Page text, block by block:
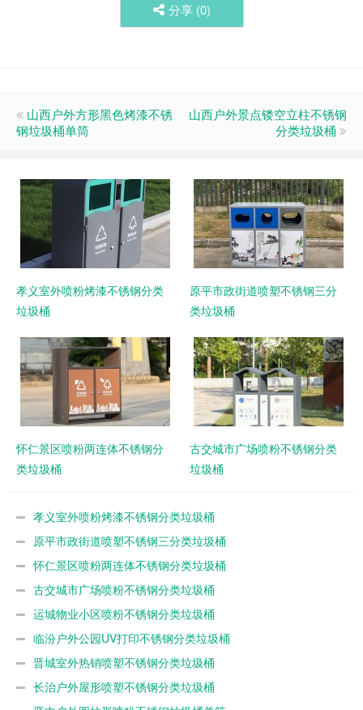
分享 (0)
山西户外方形黑色烤漆不锈
钢垃圾桶单筒
山西户外景点镂空立柱不锈钢
分类垃圾桶
孝义室外喷粉烤漆不锈钢分类
垃圾桶
原平市政街道喷塑不锈钢三分
类垃圾桶
怀仁景区喷粉两连体不锈钢分
类垃圾桶
古交城市广场喷粉不锈钢分类
垃圾桶
孝义室外喷粉烤漆不锈钢分类垃圾桶
原平市政街道喷塑不锈钢三分类垃圾桶
怀仁景区喷粉两连体不锈钢分类垃圾桶
古交城市广场喷粉不锈钢分类垃圾桶
运城物业小区喷粉不锈钢分类垃圾桶
临汾户外公园UV打印不锈钢分类垃圾桶
晋城室外热销喷塑不锈钢分类垃圾桶
长治户外屋形喷塑不锈钢分类垃圾桶